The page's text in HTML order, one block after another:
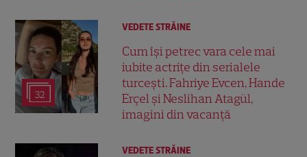
32
VEDETE STRĂINE
Cum își petrec vara cele mai
iubite actrițe din serialele
turcești. Fahriye Evcen, Hande
Erçel și Neslihan Atagül,
imagini din vacanță
VEDETE STRĂINE